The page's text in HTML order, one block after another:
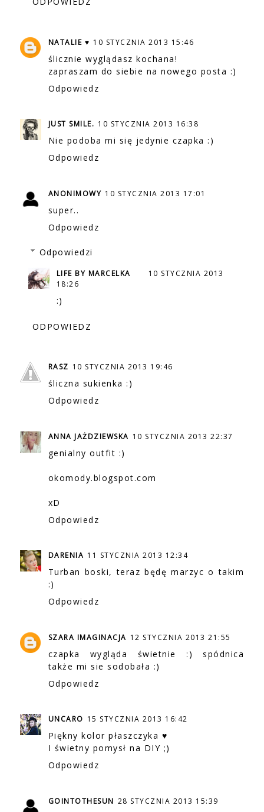
NATALIE ♥ 10 STYCZNIA 2013 15:46
ślicznie wyglądasz kochana!
zapraszam do siebie na nowego posta :)
Odpowiedz
JUST SMILE. 10 STYCZNIA 2013 16:38
Nie podoba mi się jedynie czapka :)
Odpowiedz
ANONIMOWY 10 STYCZNIA 2013 17:01
super..
Odpowiedz
Odpowiedzi
LIFE BY MARCELKA
10 STYCZNIA 2013
18:26
:)
ODPOWIEDZ
RASZ 10 STYCZNIA 2013 19:46
śliczna sukienka :)
Odpowiedz
ANNA JAŻDZIEWSKA 10 STYCZNIA 2013 22:37
genialny outfit :)
okomody.blogspot.com
xD
Odpowiedz
DARENIA 11 STYCZNIA 2013 12:34
Turban boski, teraz będę marzyc o takim
:)
Odpowiedz
SZARA IMAGINACJA 12 STYCZNIA 2013 21:55
czapka wygląda świetnie :) spódnica
także mi sie sodobała :)
Odpowiedz
UNCARO 15 STYCZNIA 2013 16:42
Piękny kolor płaszczyka ♥
I świetny pomysł na DIY ;)
Odpowiedz
GOINTOTHESUN 28 STYCZNIA 2013 15:39